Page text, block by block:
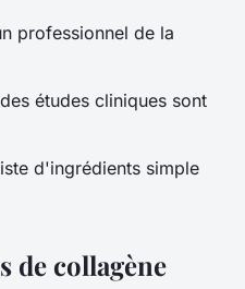
professionnel de la
études cliniques sont
d'ingrédients simple
de collagène